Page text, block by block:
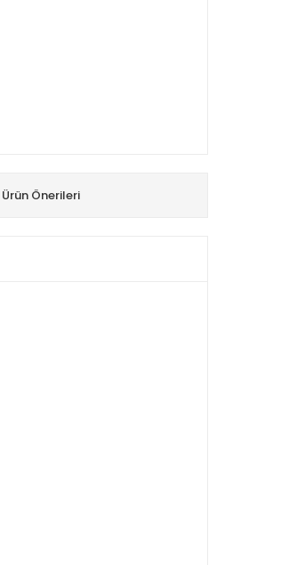
Ürün Önerileri